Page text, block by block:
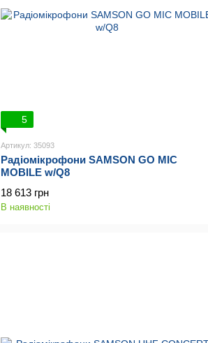
5
Артикул: 35093
Радіомікрофони SAMSON GO MIC
MOBILE w/Q8
18 613 грн
В наявності